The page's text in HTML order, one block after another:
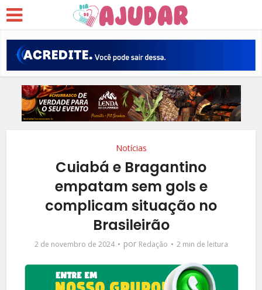
Notícias
Cuiabá e Bragantino
empatam sem gols e
complicam situação no
Brasileirão
2 de novembro de 2024 por Redação 2 min de leitura